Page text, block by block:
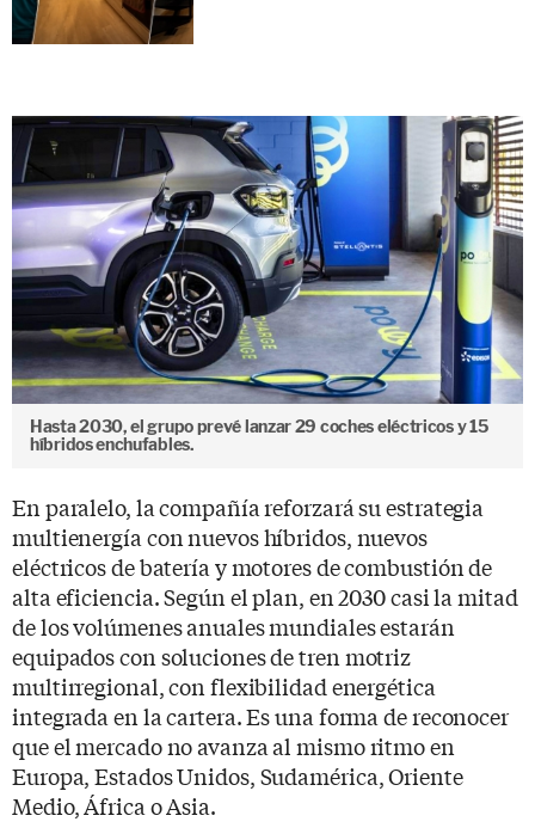
Hasta 2030, el grupo prevé lanzar 29 coches eléctricos y 15
híbridos enchufables.
En paralelo, la compañía reforzará su estrategia
multienergía con nuevos híbridos, nuevos
eléctricos de batería y motores de combustión de
alta eficiencia. Según el plan, en 2030 casi la mitad
de los volúmenes anuales mundiales estarán
equipados con soluciones de tren motriz
multirregional, con flexibilidad energética
integrada en la cartera. Es una forma de reconocer
que el mercado no avanza al mismo ritmo en
Europa, Estados Unidos, Sudamérica, Oriente
Medio, África o Asia.